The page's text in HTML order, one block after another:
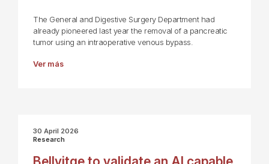
The General and Digestive Surgery Department had
already pioneered last year the removal of a pancreatic
tumor using an intraoperative venous bypass.
Ver más
30 April 2026
Research